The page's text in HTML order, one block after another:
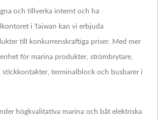
och tillverka internt och ha
i Taiwan kan vi erbjuda
till konkurrenskraftiga priser. Med mer
för marina produkter, strömbrytare,
stickkontakter, terminalblock och busbarer i
högkvalitativa marina och båt elektriska